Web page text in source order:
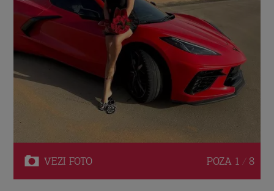
VEZI FOTO POZA 1 / 8